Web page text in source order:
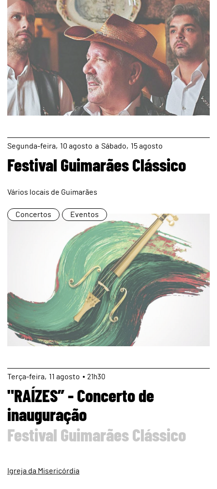
page 10 agosto
Segunda a 15agosto
Sábado
Festival Guimarães Clássico
Vários locais de Guimarães
Concertos Eventos
page
11 agosto
Terça 21h30
"RAÍZES” - Concerto de
inauguração
Festival Guimarães Clássico
Igreja da Misericórdia